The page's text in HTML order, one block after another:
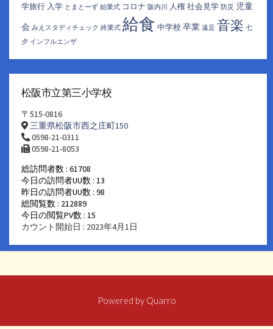
学旅行 入学 とまとーず 始業式 コロナ 阪内川 人権 社会見学 防災 児童
会 みえスタディチェック 終業式 給食 中学校 卒業 遠足 音楽 七
夕 インフルエンザ
松阪市立第三小学校
〒515-0816
三重県松阪市西之庄町150
0598-21-0311
0598-21-8053
総訪問者数 : 61708
今日の訪問者UU数 : 13
昨日の訪問者UU数 : 98
総閲覧数 : 212889
今日の閲覧PV数 : 15
カウント開始日 : 2023年4月1日
Powered by Quarro